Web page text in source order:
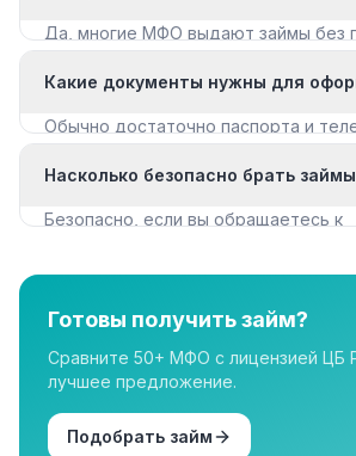
Да, многие МФО выдают займы без
с плохой КИ».
Какие документы нужны для
Обычно достаточно паспорта и
документы для крупных сумм.
Насколько безопасно брать
Безопасно, если вы обращаетесь к
организации в нашем каталоге
Готовы получить займ?
Сравните 50+ МФО с лицензией ЦБ
лучшее предложение.
Подобрать займ